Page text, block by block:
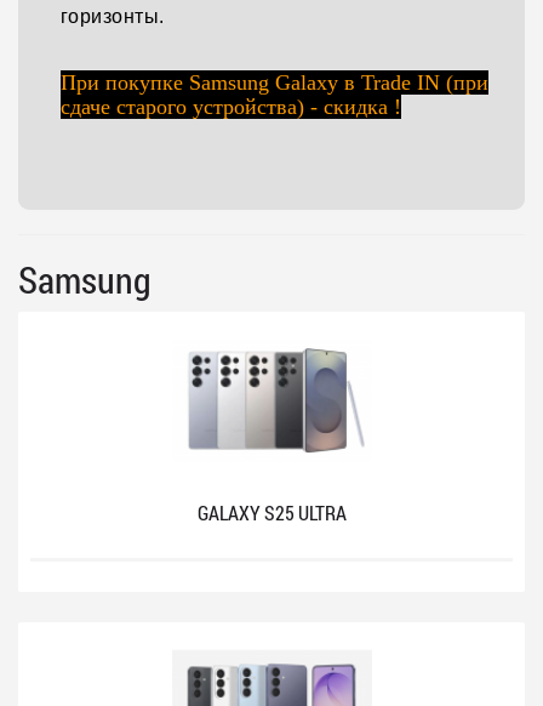
горизонты.
При покупке Samsung Galaxy в Trade IN (при
сдаче старого устройства) - скидка !
Samsung
GALAXY S25 ULTRA